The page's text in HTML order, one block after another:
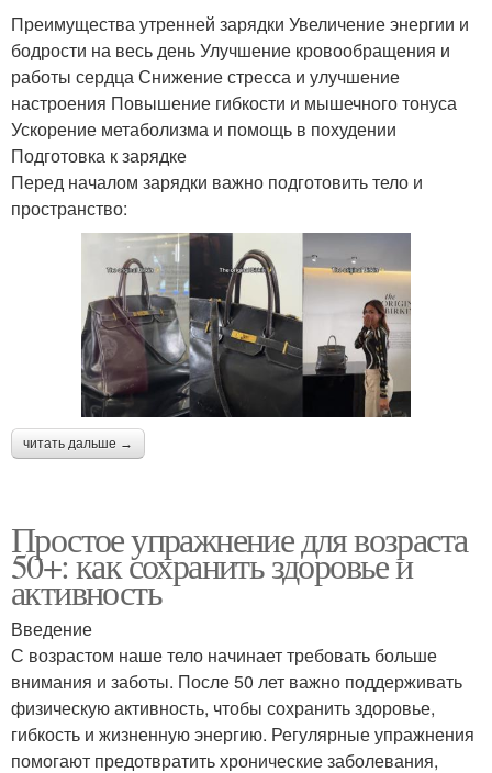
Преимущества утренней зарядки Увеличение энергии и
бодрости на весь день Улучшение кровообращения и
работы сердца Снижение стресса и улучшение
настроения Повышение гибкости и мышечного тонуса
Ускорение метаболизма и помощь в похудении
Подготовка к зарядке
Перед началом зарядки важно подготовить тело и
пространство:
читать дальше →
Простое упражнение для возраста
50+: как сохранить здоровье и
активность
Введение
С возрастом наше тело начинает требовать больше
внимания и заботы. После 50 лет важно поддерживать
физическую активность, чтобы сохранить здоровье,
гибкость и жизненную энергию. Регулярные упражнения
помогают предотвратить хронические заболевания,